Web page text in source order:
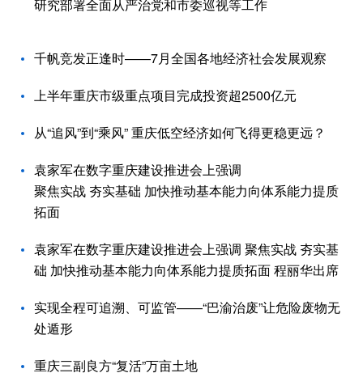
研究部署全面从严治党和市委巡视等工作
千帆竞发正逢时——7月全国各地经济社会发展观察
上半年重庆市级重点项目完成投资超2500亿元
从“追风”到“乘风” 重庆低空经济如何飞得更稳更远？
袁家军在数字重庆建设推进会上强调
聚焦实战 夯实基础 加快推动基本能力向体系能力提质
拓面
袁家军在数字重庆建设推进会上强调 聚焦实战 夯实基
础 加快推动基本能力向体系能力提质拓面 程丽华出席
实现全程可追溯、可监管——“巴渝治废”让危险废物无
处遁形
重庆三副良方“复活”万亩土地